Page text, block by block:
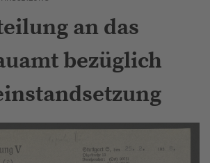
an das
bezüglich